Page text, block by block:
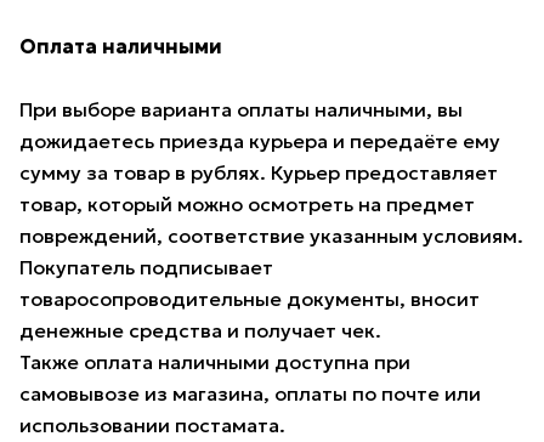
Оплата наличными
При выборе варианта оплаты наличными, вы
дожидаетесь приезда курьера и передаёте ему
сумму за товар в рублях. Курьер предоставляет
товар, который можно осмотреть на предмет
повреждений, соответствие указанным условиям.
Покупатель подписывает
товаросопроводительные документы, вносит
денежные средства и получает чек.
Также оплата наличными доступна при
самовывозе из магазина, оплаты по почте или
использовании постамата.